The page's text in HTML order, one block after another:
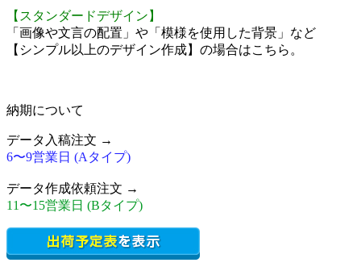
【スタンダードデザイン】
「画像や文言の配置」や「模様を使用した背景」など
【シンプル以上のデザイン作成】の場合はこちら。
納期について
データ入稿注文 →
6〜9営業日 (Aタイプ)
データ作成依頼注文 →
11〜15営業日 (Bタイプ)